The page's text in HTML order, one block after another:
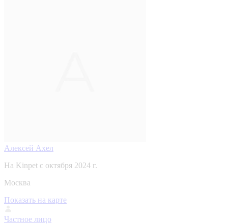
Алексей Ахел
На Kinpet c октября 2024 г.
Москва
Показать на карте
Частное лицо